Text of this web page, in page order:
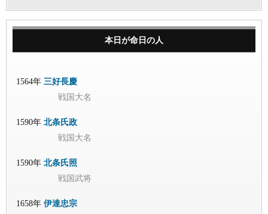
本日が命日の人
1564年 三好長慶
戦国大名
1590年 北条氏政
戦国大名
1590年 北条氏照
戦国武将
1658年 伊達忠宗